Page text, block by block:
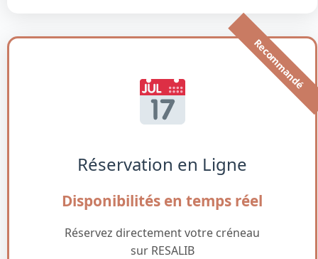
Recommandé
Réservation en Ligne
Disponibilités en temps réel
Réservez directement votre créneau
sur RESALIB